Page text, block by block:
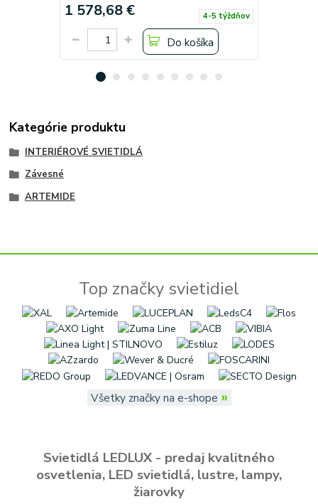
1 578,68 € 4-5 týždňov
Do košíka
Kategórie produktu
INTERIÉROVÉ SVIETIDLÁ
Závesné
ARTEMIDE
Top značky svietidiel
Všetky značky na e-shope »
Svietidlá LEDLUX - predaj kvalitného
osvetlenia, LED svietidlá, lustre, lampy,
žiarovky